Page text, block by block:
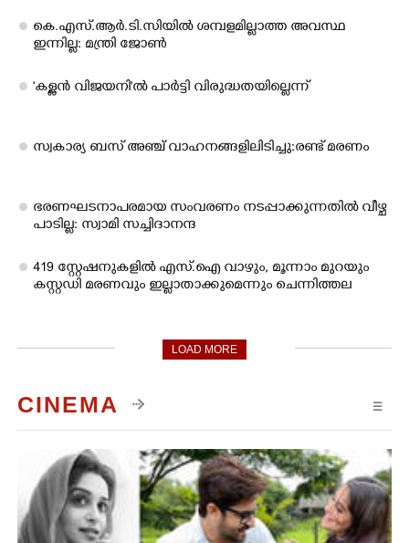
കെ.എസ്.ആർ.ടി.സിയിൽ ശമ്പളമില്ലാത്ത അവസ്ഥ
ഇന്നില്ല: മന്ത്രി ജോൺ
'കള്ളൻ വിജയനി'ൽ പാർട്ടി വിരുദ്ധതയില്ലെന്ന്
സ്വകാര്യ ബസ് അഞ്ച് വാഹനങ്ങളിലിടിച്ചു:രണ്ട് മരണം
ഭരണഘടനാപരമായ സംവരണം നടപ്പാക്കുന്നതിൽ വീഴ്ച
പാടില്ല: സ്വാമി സച്ചിദാനന്ദ
419 സ്റ്റേഷനുകളിൽ എസ്.ഐ വാഴും, മൂന്നാം മുറയും
കസ്റ്റഡി മരണവും ഇല്ലാതാക്കുമെന്നും ചെന്നിത്തല
LOAD MORE
CINEMA ☰